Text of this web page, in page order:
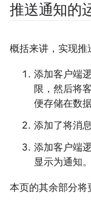
推送通知的
概括来讲，实现推
添加客户端
限，然后将
便存储在数据
添加了将消
添加客户端
显示为通知。
本页的其余部分将